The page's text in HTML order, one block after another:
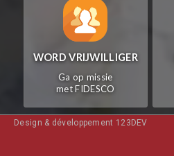
WORD VRIJWILLIGER
Ga op missie
met FIDESCO
Design & développement 123DEV